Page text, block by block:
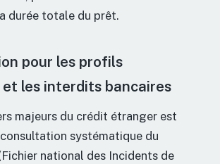
durée totale du prêt.
pour les profils
les interdits bancaires
majeurs du crédit étranger est
consultation systématique du
national des Incidents de